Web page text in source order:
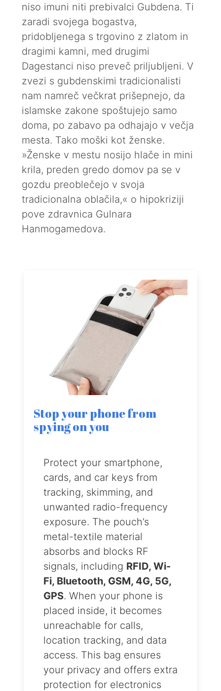
niso imuni niti prebivalci Gubdena. Ti
zaradi svojega bogastva,
pridobljenega s trgovino z zlatom in
dragimi kamni, med drugimi
Dagestanci niso preveč priljubljeni. V
zvezi s gubdenskimi tradicionalisti
nam namreč večkrat prišepnejo, da
islamske zakone spoštujejo samo
doma, po zabavo pa odhajajo v večja
mesta. Tako moški kot ženske.
»Ženske v mestu nosijo hlače in mini
krila, preden gredo domov pa se v
gozdu preoblečejo v svoja
tradicionalna oblačila,« o hipokriziji
pove zdravnica Gulnara
Hanmogamedova.
Stop your phone from
spying on you
Protect your smartphone,
cards, and car keys from
tracking, skimming, and
unwanted radio-frequency
exposure. The pouch’s
metal-textile material
absorbs and blocks RF
signals, including RFID, Wi-
Fi, Bluetooth, GSM, 4G, 5G,
GPS. When your phone is
placed inside, it becomes
unreachable for calls,
location tracking, and data
access. This bag ensures
your privacy and offers extra
protection for electronics